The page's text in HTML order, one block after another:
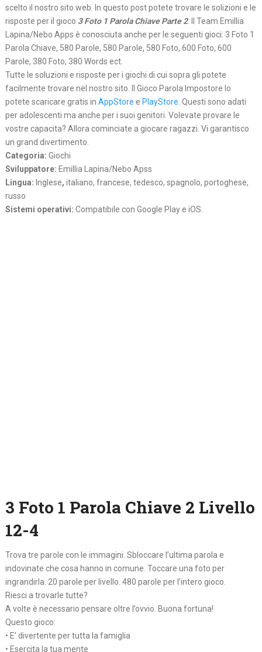
scelto il nostro sito web. In questo post potete trovare le solizioni e le
risposte per il gioco 3 Foto 1 Parola Chiave Parte 2. Il Team Emillia
Lapina/Nebo Apps è conosciuta anche per le seguenti gioci: 3 Foto 1
Parola Chiave, 580 Parole, 580 Parole, 580 Foto, 600 Foto, 600
Parole, 380 Foto, 380 Words ect.
Tutte le soluzioni e risposte per i giochi di cui sopra gli potete
facilmente trovare nel nostro sito. Il Gioco Parola Impostore lo
potete scaricare gratis in AppStore e PlayStore. Questi sono adati
per adolescenti ma anche per i suoi genitori. Volevate provare le
vostre capacita? Allora cominciate a giocare ragazzi. Vi garantisco
un grand divertimento.
Categoria: Giochi
Sviluppatore: Emillia Lapina/Nebo Apss
Lingua: Inglese, italiano, francese, tedesco, spagnolo, portoghese,
russo
Sistemi operativi: Compatibile con Google Play e iOS.
3 Foto 1 Parola Chiave 2 Livello
12-4
Trova tre parole con le immagini. Sbloccare l’ultima parola e
indovinate che cosa hanno in comune. Toccare una foto per
ingrandirla. 20 parole per livello. 480 parole per l’intero gioco.
Riesci a trovarle tutte?
A volte è necessario pensare oltre l’ovvio. Buona fortuna!
Questo gioco:
• E’ divertente per tutta la famiglia
• Esercita la tua mente